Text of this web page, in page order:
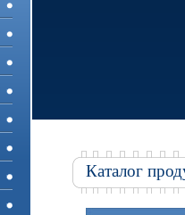
Каталог